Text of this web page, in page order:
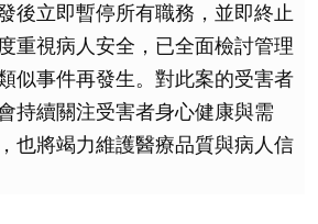
後立即暫停所有職務，並即終止
重視病人安全，已全面檢討管理
似事件再發生。對此案的受害者
持續關注受害者身心健康與需
也將竭力維護醫療品質與病人信